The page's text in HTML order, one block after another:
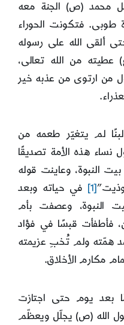
محمد (ص) الجنة معه
فتكونت الحوراء
ألقى الله على رسوله
عطيته من الله تعالى،
من ارتوى من عذبه خير
لم يتغيّر طعمه من
نساء هذه الأمة تصديقًا
النبوة، وعاينت قوله
[1]
في حياته وبعد
النبوة، وعصفت بأم
فأطفأت قبسًا في فؤاد
همّته ولم تُخبِ عزيمته
مكارم الأخلاق.
بعد يوم حتى اجتازت
الله (ص) يجلّل ويعظّم